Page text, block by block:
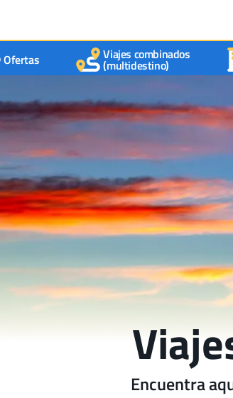
Ofertas Viajes combinados
(multidestino)
Encuentra